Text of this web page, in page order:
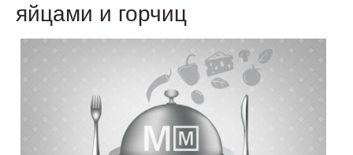
яйцами и горчиц